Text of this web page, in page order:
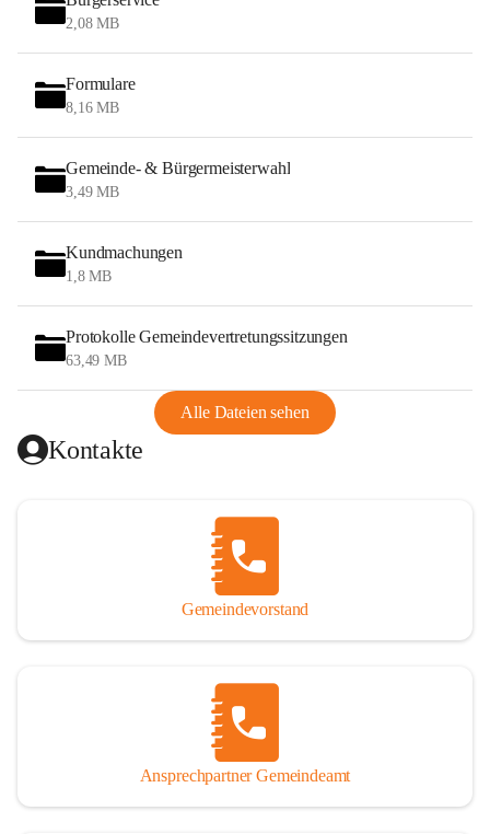
2,08 MB
Formulare
8,16 MB
Gemeinde- & Bürgermeisterwahl
3,49 MB
Kundmachungen
1,8 MB
Protokolle Gemeindevertretungssitzungen
63,49 MB
Alle Dateien sehen
Kontakte
Gemeindevorstand
Ansprechpartner Gemeindeamt